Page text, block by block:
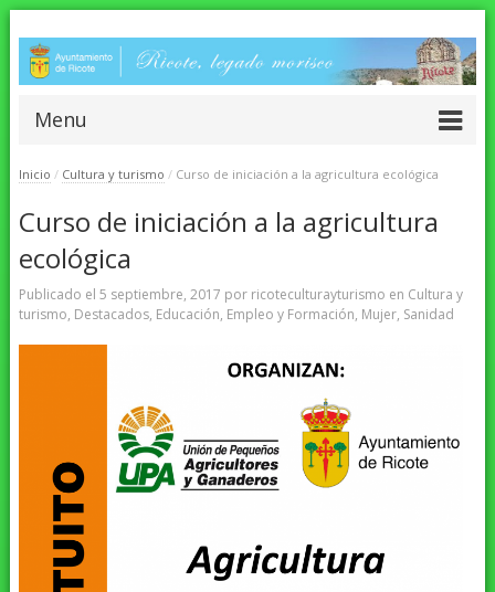
Menu
Inicio / Cultura y turismo / Curso de iniciación a la agricultura ecológica
Curso de iniciación a la agricultura
ecológica
Publicado el 5 septiembre, 2017 por ricoteculturayturismo en Cultura y
turismo, Destacados, Educación, Empleo y Formación, Mujer, Sanidad